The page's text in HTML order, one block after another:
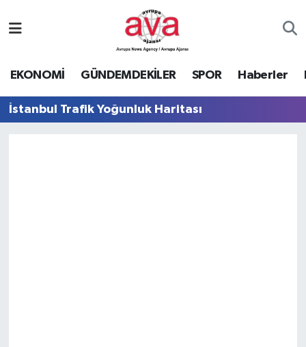
EKONOMİ GÜNDEMDEKİLER SPOR Haberler
İstanbul Trafik Yoğunluk Haritası
Nöbetçi Eczaneler
Namaz Vakitleri